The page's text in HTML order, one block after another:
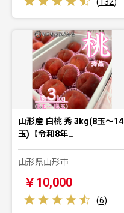
山形産 白桃 秀 3kg(8玉～14
玉)【令和8年…
山形県山形市
￥10,000
(6)